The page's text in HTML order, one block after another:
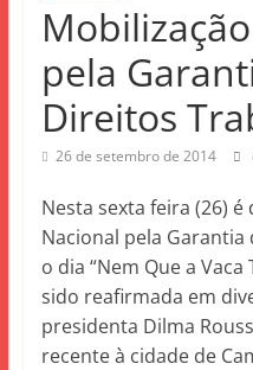
pela
Direitos
26 de setembro de 2014
Nesta sexta feira (26)
Nacional pela
o dia “Nem Que a
sido reafirmada em
presidenta Dilma
recente à cidade de